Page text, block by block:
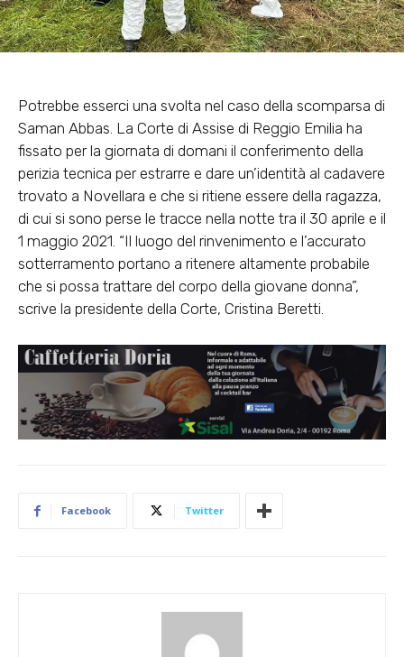
Potrebbe esserci una svolta nel caso della scomparsa di
Saman Abbas. La Corte di Assise di Reggio Emilia ha
fissato per la giornata di domani il conferimento della
perizia tecnica per estrarre e dare un’identità al cadavere
trovato a Novellara e che si ritiene essere della ragazza,
di cui si sono perse le tracce nella notte tra il 30 aprile e il
1 maggio 2021. “Il luogo del rinvenimento e l’accurato
sotterramento portano a ritenere altamente probabile
che si possa trattare del corpo della giovane donna”,
scrive la presidente della Corte, Cristina Beretti.
Facebook Twitter